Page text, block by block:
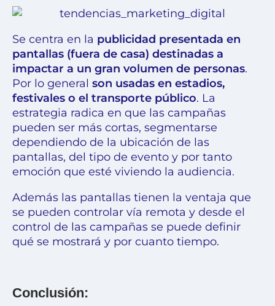
Se centra en la publicidad presentada en
pantallas (fuera de casa) destinadas a
impactar a un gran volumen de personas.
Por lo general son usadas en estadios,
festivales o el transporte público. La
estrategia radica en que las campañas
pueden ser más cortas, segmentarse
dependiendo de la ubicación de las
pantallas, del tipo de evento y por tanto
emoción que esté viviendo la audiencia.
Además las pantallas tienen la ventaja que
se pueden controlar vía remota y desde el
control de las campañas se puede definir
qué se mostrará y por cuanto tiempo.
Conclusión: